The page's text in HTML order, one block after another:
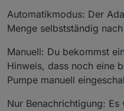
Automatikmodus: Der
Menge selbstständig
Manuell: Du bekommst
Hinweis, dass noch eine
Pumpe manuell
Nur Benachrichtigung: